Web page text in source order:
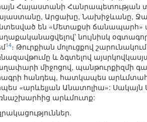
Հայաստանի Հանրապետության
Արցախը, Նախիջևանը,
են «Մետաքսի ճանապարհ»
նույնիսկ
14։ Թուրքիան մոլուցքով
և ձգտելով
միջոցով, պանթուրքիզմի
հանդեպ, հատկապես
«արևելյան Անատոլիա»:
արևմուտք: